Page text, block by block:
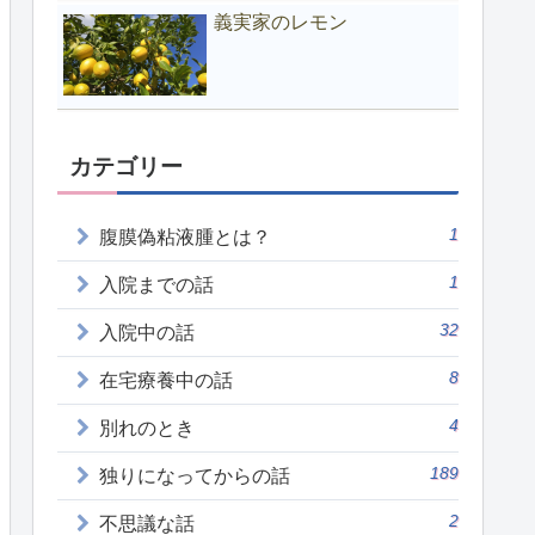
義実家のレモン
カテゴリー
腹膜偽粘液腫とは？ 1
入院までの話 1
入院中の話 32
在宅療養中の話 8
別れのとき 4
独りになってからの話 189
不思議な話 2